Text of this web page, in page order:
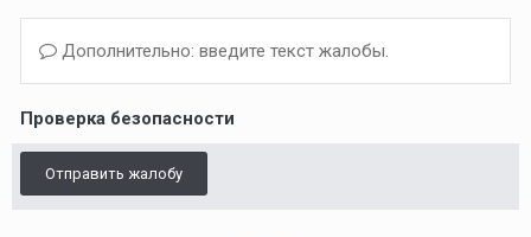
Дополнительно: введите текст жалобы.
Проверка безопасности
Отправить жалобу